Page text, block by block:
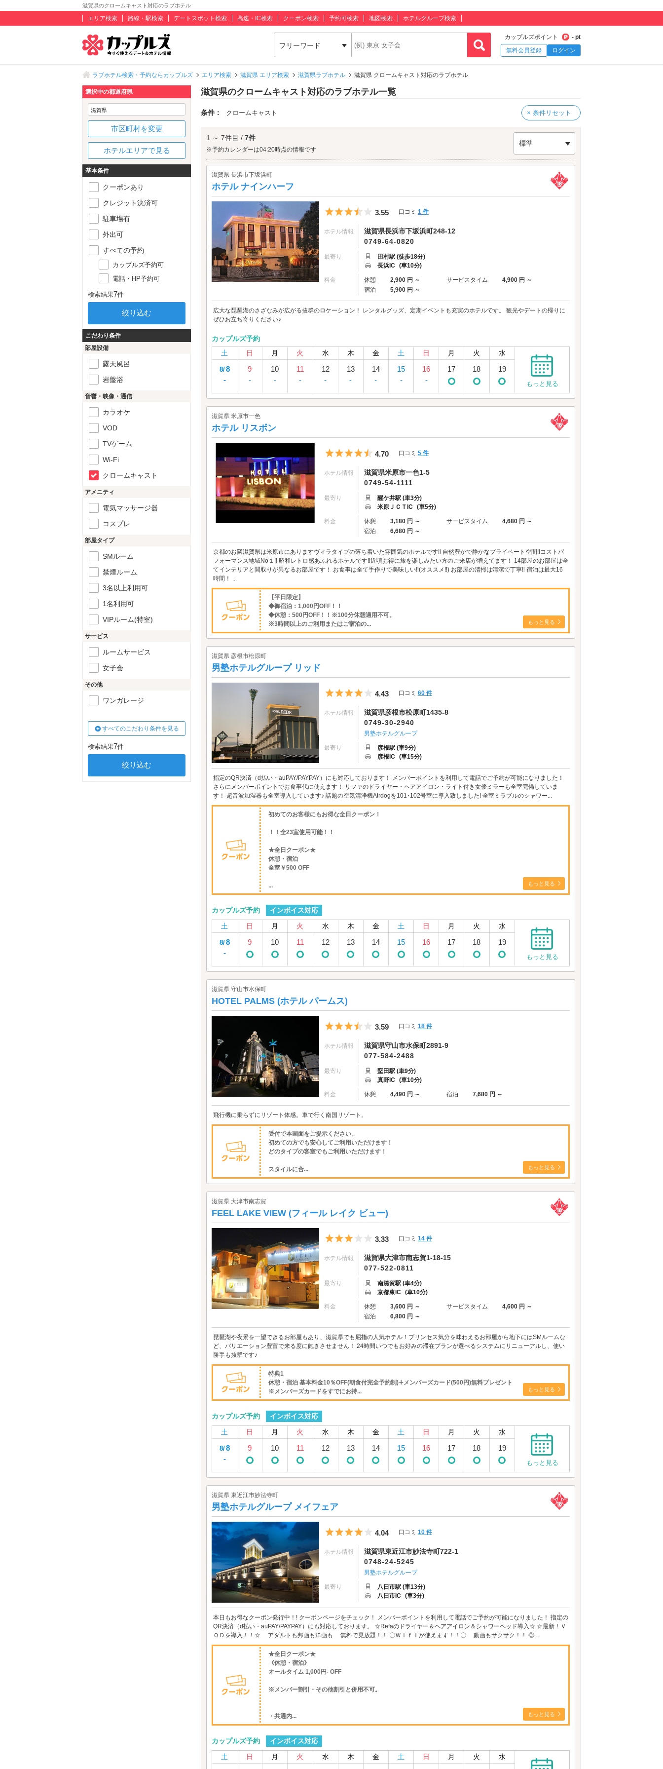
滋賀県のクロームキャスト対応のラブホテル
エリア検索 路線・駅検索 デートスポット検索 高速・IC検索 クーポン検索 予約可検索 地図検索 ホテルグループ検索
フリーワード
カップルズポイント
- pt
無料会員登録
ログイン
ラブホテル検索・予約ならカップルズ エリア検索 滋賀県 エリア検索 滋賀県ラブホテル 滋賀県 クロームキャスト対応のラブホテル
滋賀県のクロームキャスト対応のラブホテル一覧
条件： クロームキャスト × 条件リセット
1 ～ 7件目 / 7件
※予約カレンダーは04:20時点の情報です
標準
滋賀県 長浜市下坂浜町
ホテル ナインハーフ
5つ星のうち3.5
3.55 口コミ 1 件
ホテル情報
滋賀県長浜市下坂浜町248-12
0749-64-0820
最寄り
田村駅 (徒歩18分)
長浜IC (車10分)
料金 休憩 2,900 円 ～ サービスタイム
4,900 円 ～
宿泊
5,900 円 ～
広大な琵琶湖のさざなみが広がる抜群のロケーション！ レンタルグッズ、定期イベントも充実のホテルです。 観光やデートの帰りに
ぜひお立ち寄りください♪
カップルズ予約
土
日 月 火 水 木 金 土 日 月 火 水
8/8
-
9
-
10
-
11
-
12
-
13
-
14
-
15
-
16
-
17 18 19
もっと見る
滋賀県 米原市一色
ホテル リスボン
5つ星のうち4.5
4.70 口コミ 5 件
ホテル情報
滋賀県米原市一色1-5
0749-54-1111
最寄り
醒ケ井駅 (車3分)
米原ＪＣＴIC (車5分)
料金 休憩 3,180 円 ～ サービスタイム
4,680 円 ～
宿泊
6,680 円 ～
京都のお隣滋賀県は米原市にありますヴィラタイプの落ち着いた雰囲気のホテルです‼ 自然豊かで静かなプライベート空間‼コストパ
フォーマンス地域No１‼ 昭和レトロ感あふれるホテルです‼近頃お得に旅を楽しみたい方のご来店が増えてます！ 14部屋のお部屋は全
てインテリアと間取りが異なるお部屋です！ お食事は全て手作りで美味しい‼(オススメ‼) お部屋の清掃は清潔で丁寧‼ 宿泊は最大16
時間！ ...
【平日限定】
◆御宿泊：1,000円OFF！！
◆休憩：500円OFF！！※100分休憩適用不可。
※3時間以上のご利用またはご宿泊の...
もっと見る
滋賀県 彦根市松原町
男塾ホテルグループ リッド
5つ星のうち4
4.43 口コミ 60 件
ホテル情報
滋賀県彦根市松原町1435-8
0749-30-2940
男塾ホテルグループ
最寄り
彦根駅 (車9分)
彦根IC (車15分)
指定のQR決済（d払い・auPAY/PAYPAY）にも対応しております！ メンバーポイントを利用して電話でご予約が可能になりました！
さらにメンバーポイントでお食事代に使えます！ リファのドライヤー・ヘアアイロン・ライト付き女優ミラーも全室完備していま
す！ 超音波加湿器も全室導入しています♪ 話題の空気清浄機Airdogを101･102号室に導入致しました! 全室ミラブルのシャワー...
初めてのお客様にもお得な全日クーポン！
！！全23室使用可能！！
★全日クーポン★
休憩・宿泊
全室￥500 OFF
... もっと見る
カップルズ予約
インボイス対応
土
日 月 火 水 木 金 土 日 月 火 水
8/8
-
9 10 11 12 13 14 15 16 17 18 19
もっと見る
滋賀県 守山市水保町
HOTEL PALMS (ホテル パームス)
5つ星のうち3.5
3.59 口コミ 18 件
ホテル情報
滋賀県守山市水保町2891-9
077-584-2488
最寄り
堅田駅 (車9分)
真野IC (車10分)
料金 休憩 4,490 円 ～ 宿泊 7,680 円 ～
飛行機に乗らずにリゾート体感。車で行く南国リゾート。
受付で本画面をご提示ください。
初めての方でも安心してご利用いただけます！
どのタイプの客室でもご利用いただけます！
スタイルに合... もっと見る
滋賀県 大津市南志賀
FEEL LAKE VIEW (フィール レイク ビュー)
5つ星のうち3
3.33 口コミ 14 件
ホテル情報
滋賀県大津市南志賀1-18-15
077-522-0811
最寄り
南滋賀駅 (車4分)
京都東IC (車10分)
料金 休憩 3,600 円 ～ サービスタイム
4,600 円 ～
宿泊
6,800 円 ～
琵琶湖や夜景を一望できるお部屋もあり、滋賀県でも屈指の人気ホテル！プリンセス気分を味わえるお部屋から地下にはSMルームな
ど、バリエーション豊富で来る度に飽きさせません！ 24時間いつでもお好みの滞在プランが選べるシステムにリニューアルし、使い
勝手も抜群です♪
特典1
休憩・宿泊 基本料金10％OFF(朝食付完全予約制)∔メンバーズカード(500円)無料プレゼント
※メンバーズカードをすでにお持...
もっと見る
カップルズ予約
インボイス対応
土
日 月 火 水 木 金 土 日 月 火 水
8/8
-
9 10 11 12 13 14 15 16 17 18 19
もっと見る
滋賀県 東近江市妙法寺町
男塾ホテルグループ メイフェア
5つ星のうち4
4.04 口コミ 10 件
ホテル情報
滋賀県東近江市妙法寺町722-1
0748-24-5245
男塾ホテルグループ
最寄り
八日市駅 (車13分)
八日市IC (車3分)
本日もお得なクーポン発行中！! クーポンページをチェック！ メンバーポイントを利用して電話でご予約が可能になりました！ 指定の
QR決済（d払い・auPAY/PAYPAY）にも対応しております。 ☆Refaのドライヤー＆ヘアアイロン＆シャワーヘッド導入☆ ☆最新！Ｖ
ＯＤを導入！！☆ アダルトも邦画も洋画も 無料で見放題！！ 〇Ｗｉｆｉが使えます！！〇 動画もサクサク！！ ◎...
★全日クーポン★
《休憩・宿泊》
オールタイム 1,000円- OFF
※メンバー割引・その他割引と併用不可。
・共通内... もっと見る
カップルズ予約
インボイス対応
土
日 月 火 水 木 金 土 日 月 火 水
選択中の都道府県
滋賀県
市区町村を変更
ホテルエリアで見る
基本条件
クーポンあり
クレジット決済可
駐車場有
外出可
すべての予約
カップルズ予約可
電話・HP予約可
検索結果7件
こだわり条件
部屋設備
露天風呂
岩盤浴
音響・映像・通信
カラオケ
VOD
TVゲーム
Wi-Fi
クロームキャスト
アメニティ
電気マッサージ器
コスプレ
部屋タイプ
SMルーム
禁煙ルーム
3名以上利用可
1名利用可
VIPルーム(特室)
サービス
ルームサービス
女子会
その他
ワンガレージ
すべてのこだわり条件を見る
検索結果7件